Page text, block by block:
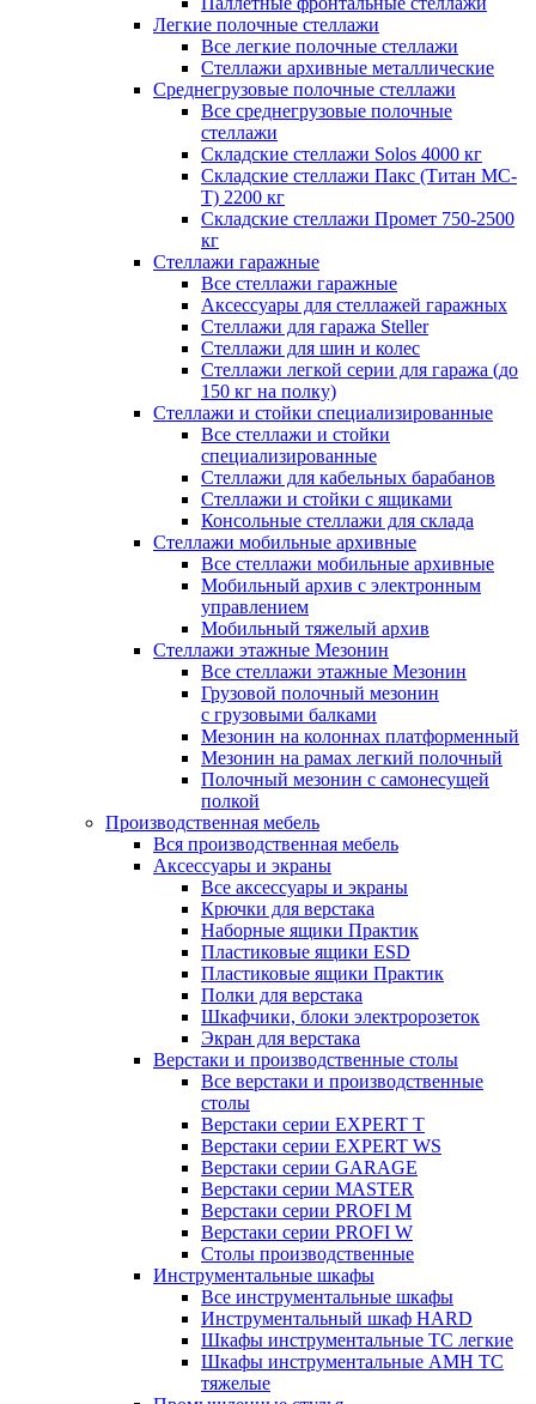
Легкие полочные стеллажи
Все легкие полочные стеллажи
Стеллажи архивные металлические
Среднегрузовые полочные стеллажи
Все среднегрузовые полочные
стеллажи
Складские стеллажи Solos 4000 кг
Складские стеллажи Пакс (Титан МС-
Т) 2200 кг
Складские стеллажи Промет 750-2500
кг
Стеллажи гаражные
Все стеллажи гаражные
Аксессуары для стеллажей гаражных
Стеллажи для гаража Steller
Стеллажи для шин и колес
Стеллажи легкой серии для гаража (до
150 кг на полку)
Стеллажи и стойки специализированные
Все стеллажи и стойки
специализированные
Стеллажи для кабельных барабанов
Стеллажи и стойки с ящиками
Консольные стеллажи для склада
Стеллажи мобильные архивные
Все стеллажи мобильные архивные
Мобильный архив с электронным
управлением
Мобильный тяжелый архив
Стеллажи этажные Мезонин
Все стеллажи этажные Мезонин
Грузовой полочный мезонин
с грузовыми балками
Мезонин на колоннах платформенный
Мезонин на рамах легкий полочный
Полочный мезонин с самонесущей
полкой
Производственная мебель
Вся производственная мебель
Аксессуары и экраны
Все аксессуары и экраны
Крючки для верстака
Наборные ящики Практик
Пластиковые ящики ESD
Пластиковые ящики Практик
Полки для верстака
Шкафчики, блоки электророзеток
Экран для верстака
Верстаки и производственные столы
Все верстаки и производственные
столы
Верстаки серии EXPERT T
Верстаки серии EXPERT WS
Верстаки серии GARAGE
Верстаки серии MASTER
Верстаки серии PROFI M
Верстаки серии PROFI W
Столы производственные
Инструментальные шкафы
Все инструментальные шкафы
Инструментальный шкаф HARD
Шкафы инструментальные ТС легкие
Шкафы инструментальные AMH TC
тяжелые